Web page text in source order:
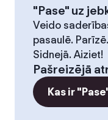
"Pase" uz
Veido
pasaulē.
Sidnejā. Aiziet!
Pašreizējā
Kas ir